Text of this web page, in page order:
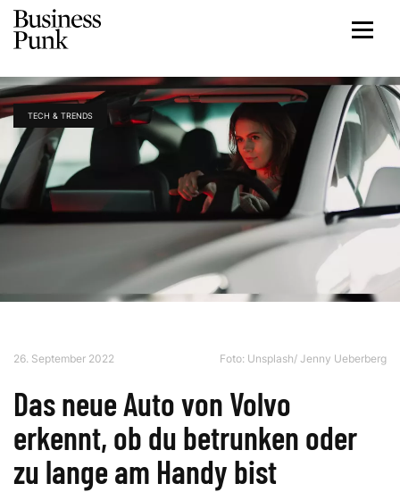
TECH & TRENDS
26. September 2022 Foto: Unsplash/ Jenny Ueberberg
Das neue Auto von Volvo
erkennt, ob du betrunken oder
zu lange am Handy bist